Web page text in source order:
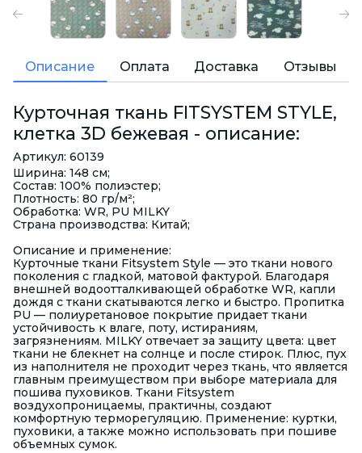
Описание Оплата Доставка Отзывы
Курточная ткань FITSYSTEM STYLE,
клетка 3D бежевая - описание:
Артикул: 60139
Ширина: 148 см;
Состав: 100% полиэстер;
Плотность: 80 гр/м²;
Обработка: WR, PU MILKY
Страна производства: Китай;
Описание и применение:
Курточные ткани Fitsystem Style — это ткани нового
поколения с гладкой, матовой фактурой. Благодаря
внешней водоотталкивающей обработке WR, капли
дождя с ткани скатываются легко и быстро. Пропитка
PU — полиуретановое покрытие придает ткани
устойчивость к влаге, поту, истираниям,
загрязнениям. MILKY отвечает за защиту цвета: цвет
ткани не блекнет на солнце и после стирок. Плюс, пух
из наполнителя не проходит через ткань, что является
главным преимуществом при выборе материала для
пошива пуховиков. Ткани Fitsystem
воздухопроницаемы, практичны, создают
комфортную терморегуляцию. Применение: куртки,
пуховики, а также можно использовать при пошиве
объемных сумок.